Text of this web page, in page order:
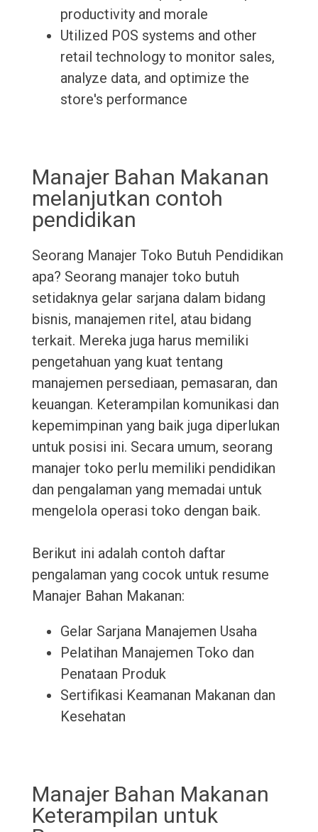
productivity and morale
Utilized POS systems and other
retail technology to monitor sales,
analyze data, and optimize the
store's performance
Manajer Bahan Makanan
melanjutkan contoh
pendidikan
Seorang Manajer Toko Butuh Pendidikan
apa? Seorang manajer toko butuh
setidaknya gelar sarjana dalam bidang
bisnis, manajemen ritel, atau bidang
terkait. Mereka juga harus memiliki
pengetahuan yang kuat tentang
manajemen persediaan, pemasaran, dan
keuangan. Keterampilan komunikasi dan
kepemimpinan yang baik juga diperlukan
untuk posisi ini. Secara umum, seorang
manajer toko perlu memiliki pendidikan
dan pengalaman yang memadai untuk
mengelola operasi toko dengan baik.
Berikut ini adalah contoh daftar
pengalaman yang cocok untuk resume
Manajer Bahan Makanan:
Gelar Sarjana Manajemen Usaha
Pelatihan Manajemen Toko dan
Penataan Produk
Sertifikasi Keamanan Makanan dan
Kesehatan
Manajer Bahan Makanan
Keterampilan untuk